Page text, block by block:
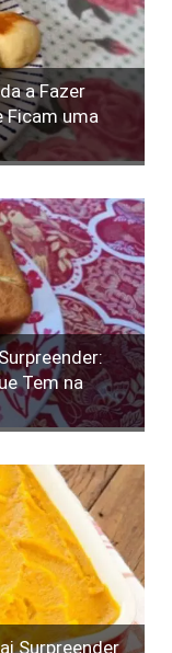
a Fazer
Ficam uma
Tem na
Surpreender